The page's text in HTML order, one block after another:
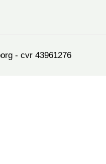
- cvr 43961276